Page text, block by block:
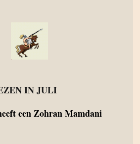
IN JULI
een Zohran Mamdani